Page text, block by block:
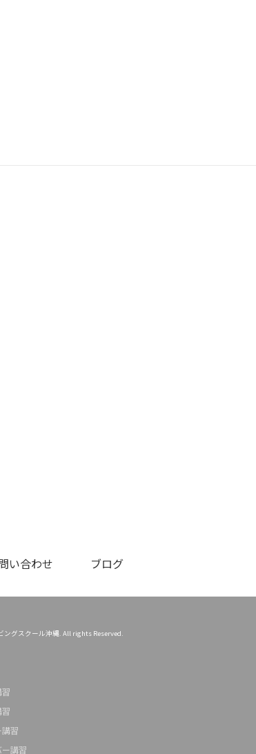
い合わせ ブログ
ングスクール沖縄. All rights Reserved.
習
講習